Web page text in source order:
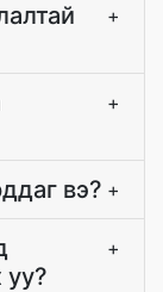
+
+
вэ? +
уу?
+